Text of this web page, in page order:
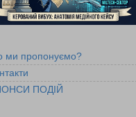
ми пропонуємо?
ПОДІЙ